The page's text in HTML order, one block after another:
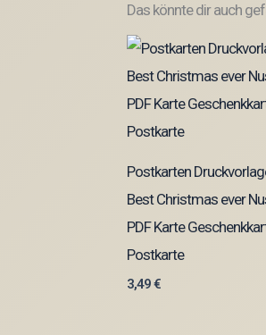
Das könnte dir auch
Postkarten
Best Christmas ever
PDF Karte
Postkarte
3,49€